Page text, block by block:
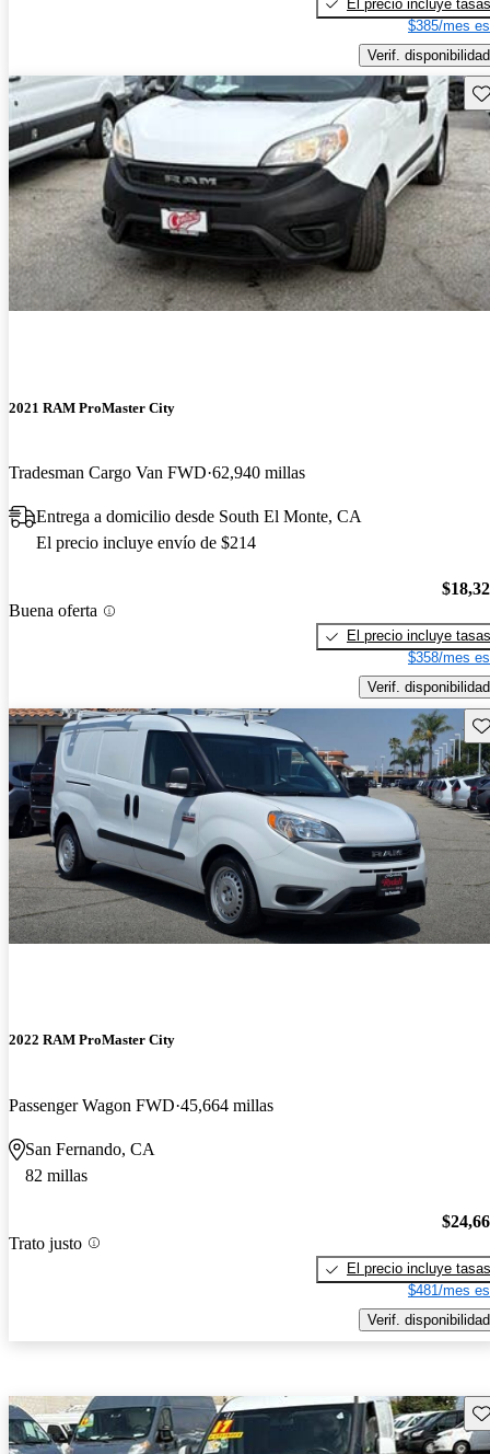
El precio incluye tasas
$385/mes
Verif. disponibilidad
2021 RAM ProMaster City
Tradesman Cargo Van FWD 62,940 millas
Entrega a domicilio desde South El Monte, CA
El precio incluye envío de $214
Buena oferta
El precio incluye tasas
$358/mes
Verif. disponibilidad
2022 RAM ProMaster City
Passenger Wagon FWD 45,664 millas
San Fernando, CA
82 millas
Trato justo
El precio incluye tasas
$481/mes
Verif. disponibilidad